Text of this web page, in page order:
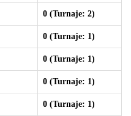
0 (Turnaje: 2)
0 (Turnaje: 1)
0 (Turnaje: 1)
0 (Turnaje: 1)
0 (Turnaje: 1)